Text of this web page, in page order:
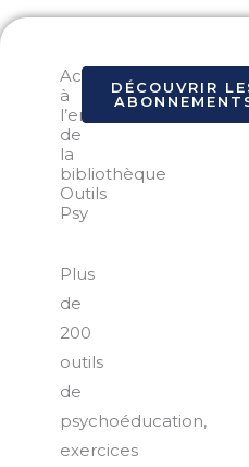
Accéder
à
l’ensemble
de
la
bibliothèque
Outils
Psy
Plus
de
200
outils
de
psychoéducation,
exercices
DÉCOUVRIR